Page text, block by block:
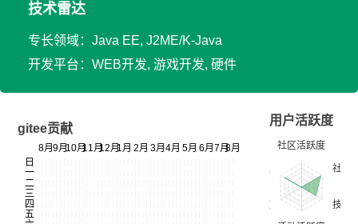
技术雷达
专长领域：Java EE, J2ME/K-Java
开发平台：WEB开发, 游戏开发, 硬件
gitee贡献
用户活跃度